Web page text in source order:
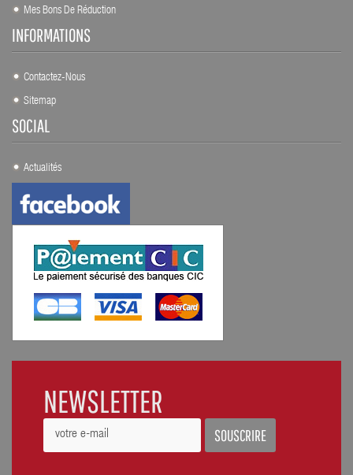
Mes Bons De Réduction
INFORMATIONS
Contactez-Nous
Sitemap
SOCIAL
Actualités
NEWSLETTER
SOUSCRIRE